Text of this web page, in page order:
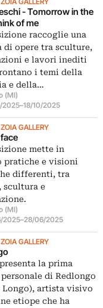
- Tomorrow in the
of me
raccoglie una
di opere tra sculture,
e lavori inediti
i temi della
e della…
(MI)
2025–18/10/2025
GALLERY
mette in
pratiche e visioni
differenti, tra
scultura e
(MI)
2025–28/06/2025
GALLERY
la prima
di Redlongo
Longo), artista visivo
etiope che ha